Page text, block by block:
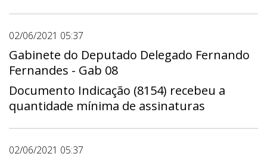
02/06/2021 05:37
Gabinete do Deputado Delegado Fernando
Fernandes - Gab 08
Documento Indicação (8154) recebeu a
quantidade mínima de assinaturas
02/06/2021 05:37